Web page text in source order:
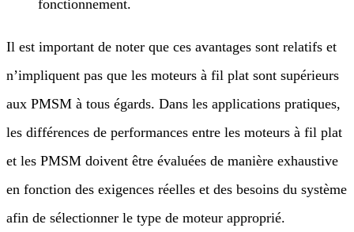
fonctionnement.
Il est important de noter que ces avantages sont relatifs et
n’impliquent pas que les moteurs à fil plat sont supérieurs
aux PMSM à tous égards. Dans les applications pratiques,
les différences de performances entre les moteurs à fil plat
et les PMSM doivent être évaluées de manière exhaustive
en fonction des exigences réelles et des besoins du système
afin de sélectionner le type de moteur approprié.